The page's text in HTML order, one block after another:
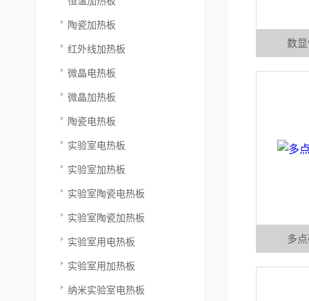
陶瓷加热板
红外线加热板
微晶电热板
微晶加热板
陶瓷电热板
实验室电热板
实验室加热板
实验室陶瓷电热板
实验室陶瓷加热板
实验室用电热板
实验室用加热板
纳米实验室电热板
数
多